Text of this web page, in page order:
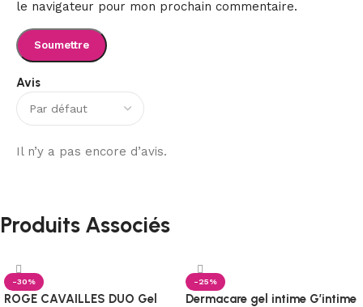
Avis
Il n’y a pas encore d’avis.
le navigateur pour mon prochain commentaire.
Produits Associés
-30%
ROGE CAVAILLES DUO Gel
-25%
Dermacare gel intime G’intime